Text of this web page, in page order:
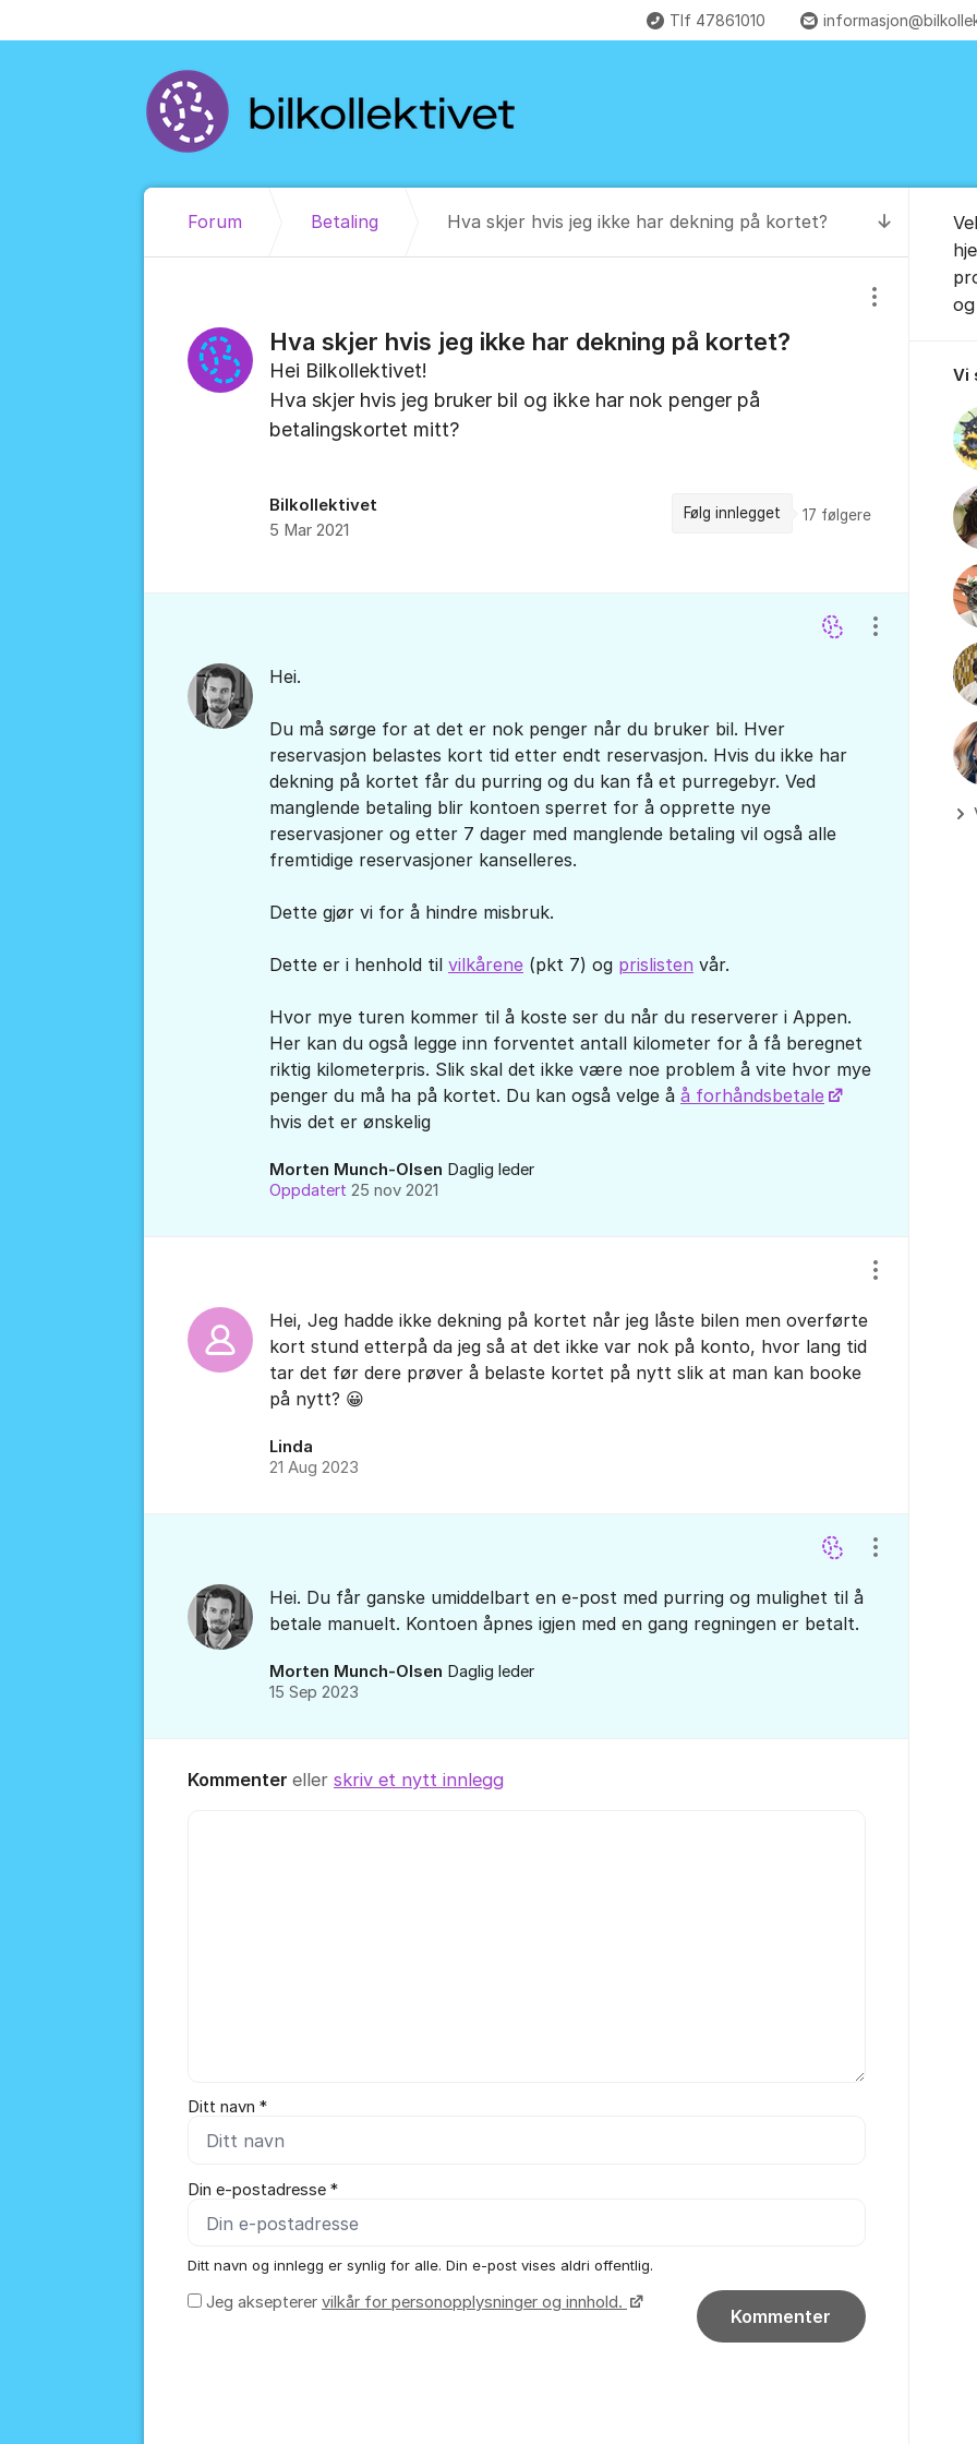
Tlf 47861010
Til
Forum Betaling Hva skjer hvis jeg ikke har dekning på kortet?
Hva skjer hvis jeg ikke har dekning på kortet?
Vis/skjul
Hei Bilkollektivet!
Hva skjer hvis jeg bruker bil og ikke har nok penger på
betalingskortet mitt?
Bilkollektivet
5 Mar 2021
Følg innlegget 17 følgere
Hei.
Du må sørge for at det er nok penger når du bruker bil. Hver
reservasjon belastes kort tid etter endt reservasjon. Hvis du ikke har
dekning på kortet får du purring og du kan få et purregebyr. Ved
manglende betaling blir kontoen sperret for å opprette nye
reservasjoner og etter 7 dager med manglende betaling vil også alle
fremtidige reservasjoner kanselleres.
Dette gjør vi for å hindre misbruk.
Dette er i henhold til vilkårene (pkt 7) og prislisten vår.
Hvor mye turen kommer til å koste ser du når du reserverer i Appen.
Her kan du også legge inn forventet antall kilometer for å få beregnet
riktig kilometerpris. Slik skal det ikke være noe problem å vite hvor mye
penger du må ha på kortet. Du kan også velge å å forhåndsbetale
hvis det er ønskelig
Morten Munch-Olsen Daglig leder
Oppdatert 25 nov 2021
Vis/skjul
Hei, Jeg hadde ikke dekning på kortet når jeg låste bilen men overførte
kort stund etterpå da jeg så at det ikke var nok på konto, hvor lang tid
tar det før dere prøver å belaste kortet på nytt slik at man kan booke
på nytt? 😀
Linda
21 Aug 2023
Vis/skjul
Hei. Du får ganske umiddelbart en e-post med purring og mulighet til å
betale manuelt. Kontoen åpnes igjen med en gang regningen er betalt.
Morten Munch-Olsen Daglig leder
15 Sep 2023
Vis/skjul
Kommenter eller skriv et nytt innlegg
Ditt navn *
Din e-postadresse *
Ditt navn og innlegg er synlig for alle. Din e-post vises aldri offentlig.
Jeg aksepterer vilkår for personopplysninger og innhold.
Kommenter
Vi